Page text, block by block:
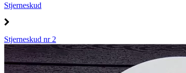
Stjerneskud
Stjerneskud nr 2